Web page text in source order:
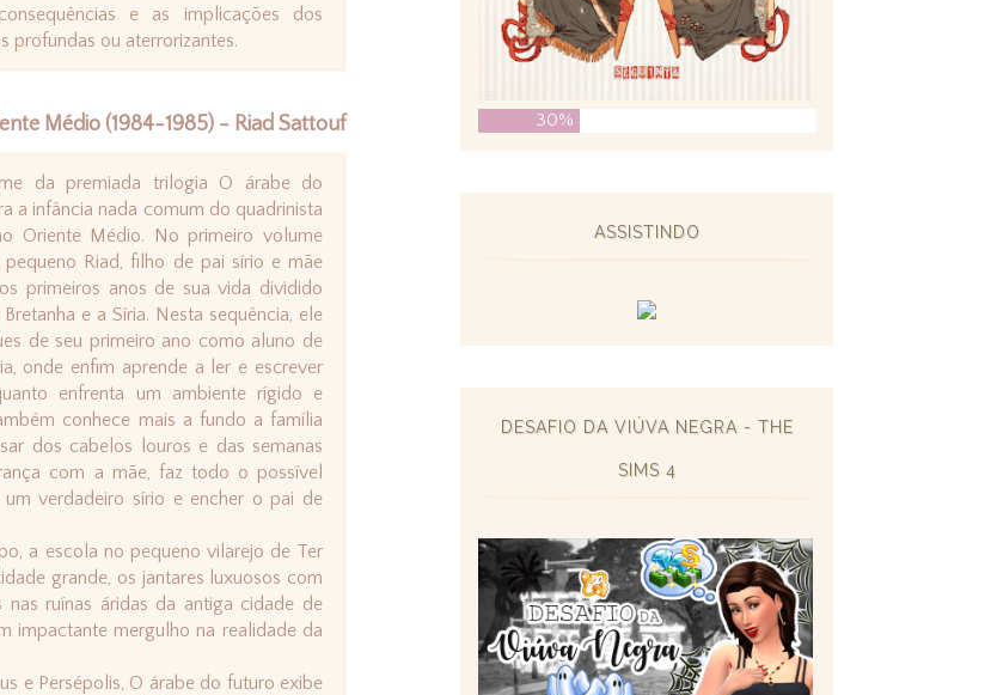
e as implicações dos
profundas ou aterrorizantes.
Médio (1984-1985) - Riad Sattouf
da premiada trilogia O árabe do
a infância nada comum do quadrinista
Oriente Médio. No primeiro volume
pequeno Riad, filho de pai sírio e mãe
primeiros anos de sua vida dividido
e a Síria. Nesta sequência, ele
de seu primeiro ano como aluno de
onde enfim aprende a ler e escrever
enfrenta um ambiente rígido e
conhece mais a fundo a família
dos cabelos louros e das semanas
com a mãe, faz todo o possível
um verdadeiro sírio e encher o pai de
a escola no pequeno vilarejo de Ter
grande, os jantares luxuosos com
ruínas áridas da antiga cidade de
impactante mergulho na realidade da
e Persépolis, O árabe do futuro exibe
30%
ASSISTINDO
DESAFIO DA VIÚVA NEGRA - THE
SIMS 4